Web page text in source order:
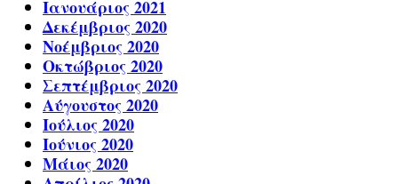
Ιανουάριος 2021
Δεκέμβριος 2020
Νοέμβριος 2020
Οκτώβριος 2020
Σεπτέμβριος 2020
Αύγουστος 2020
Ιούλιος 2020
Ιούνιος 2020
Μάιος 2020